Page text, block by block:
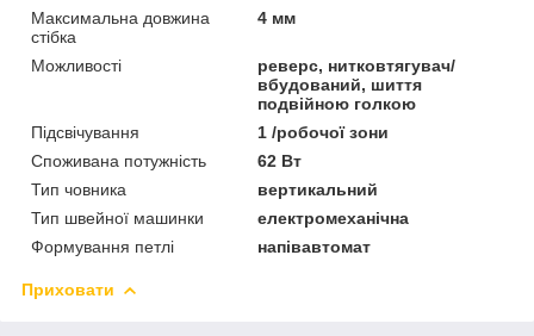
Максимальна довжина
стібка
4 мм
Можливості
реверс, нитковтягувач/
вбудований, шиття
подвійною голкою
Підсвічування
1 /робочої зони
Споживана потужність
62 Вт
Тип човника
вертикальний
Тип швейної машинки
електромеханічна
Формування петлі
напівавтомат
Приховати